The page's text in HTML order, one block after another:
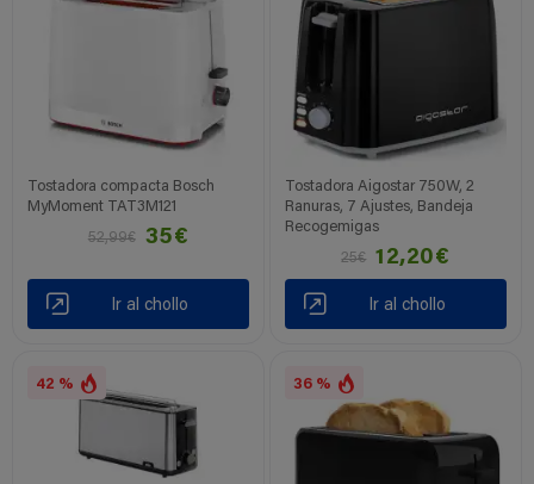
Tostadora compacta Bosch
MyMoment TAT3M121
52,99€
35€
Ir al chollo
Tostadora Aigostar 750W, 2
Ranuras, 7 Ajustes, Bandeja
Recogemigas
25€
12,20€
Ir al chollo
42 % 36 %